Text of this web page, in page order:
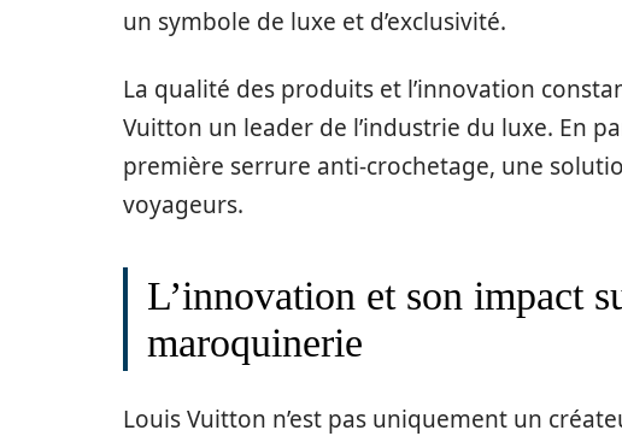
un symbole de luxe et d’exclusivité.
La qualité des produits et l’innovation
Vuitton un leader de l’industrie du luxe. En
première serrure anti-crochetage, une
voyageurs.
L’innovation et son impact
maroquinerie
Louis Vuitton n’est pas uniquement un